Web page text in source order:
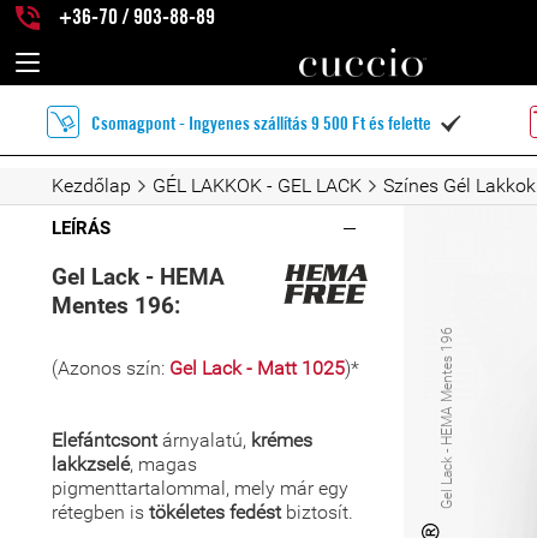
+36-70 / 903-88-89
Csomagpont - Ingyenes szállítás 9 500 Ft és felette 
Kezdőlap GÉL LAKKOK - GEL LACK Színes Gél Lakkok
LEÍRÁS
Gel Lack - HEMA
Mentes 196:
(Azonos szín: Gel Lack - Matt 1025)*
Elefántcsontárnyalatú, krémes
lakkzselé, magas
pigmenttartalommal, mely már egy
rétegben is tökéletes fedéstbiztosít.
Gel Lack - HEMA Mentes 196